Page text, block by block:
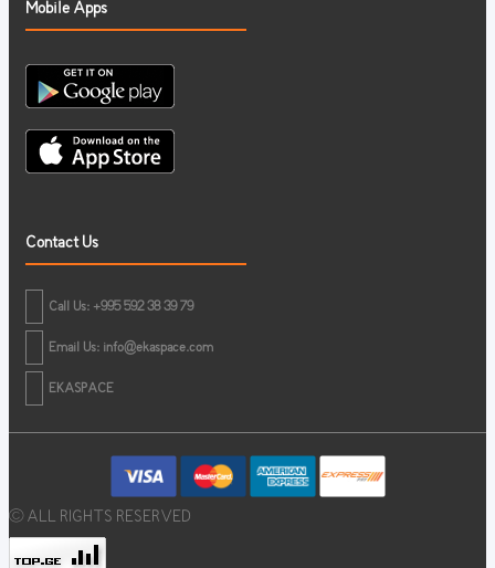
Mobile Apps
Contact Us
Call Us: +995 592 38 39 79
Email Us: info@ekaspace.com
EKASPACE
© ALL RIGHTS RESERVED